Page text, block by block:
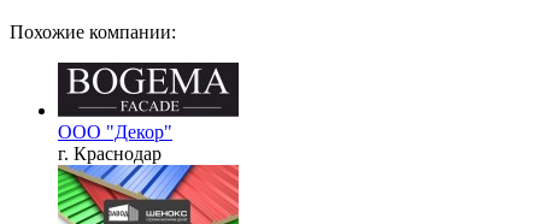
Похожие компании:
ООО "Декор"
г. Краснодар